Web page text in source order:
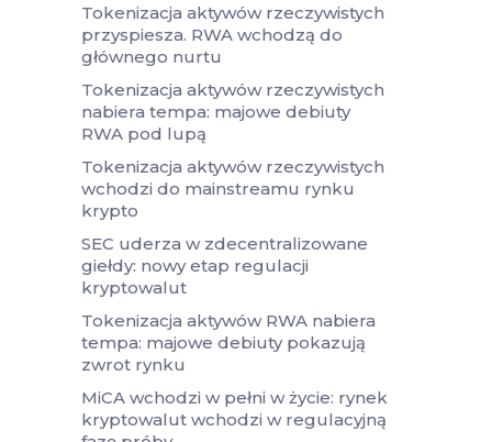
Tokenizacja aktywów rzeczywistych
przyspiesza. RWA wchodzą do
głównego nurtu
Tokenizacja aktywów rzeczywistych
nabiera tempa: majowe debiuty
RWA pod lupą
Tokenizacja aktywów rzeczywistych
wchodzi do mainstreamu rynku
krypto
SEC uderza w zdecentralizowane
giełdy: nowy etap regulacji
kryptowalut
Tokenizacja aktywów RWA nabiera
tempa: majowe debiuty pokazują
zwrot rynku
MiCA wchodzi w pełni w życie: rynek
kryptowalut wchodzi w regulacyjną